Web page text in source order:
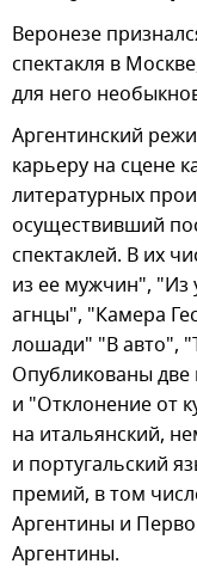
Веронезе
спектакля в
для него
Аргентинский
карьеру на сцене
литературных
осуществивший
спектаклей. В их
из ее мужчин", "Из
агнцы", "Камера
лошади" "В авто",
Опубликованы
и "Отклонение от
на итальянский,
и португальский
премий, в том
Аргентины и
Аргентины.